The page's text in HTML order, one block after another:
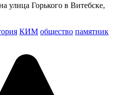
улица Горького в Витебске,
КИМ общество памятник